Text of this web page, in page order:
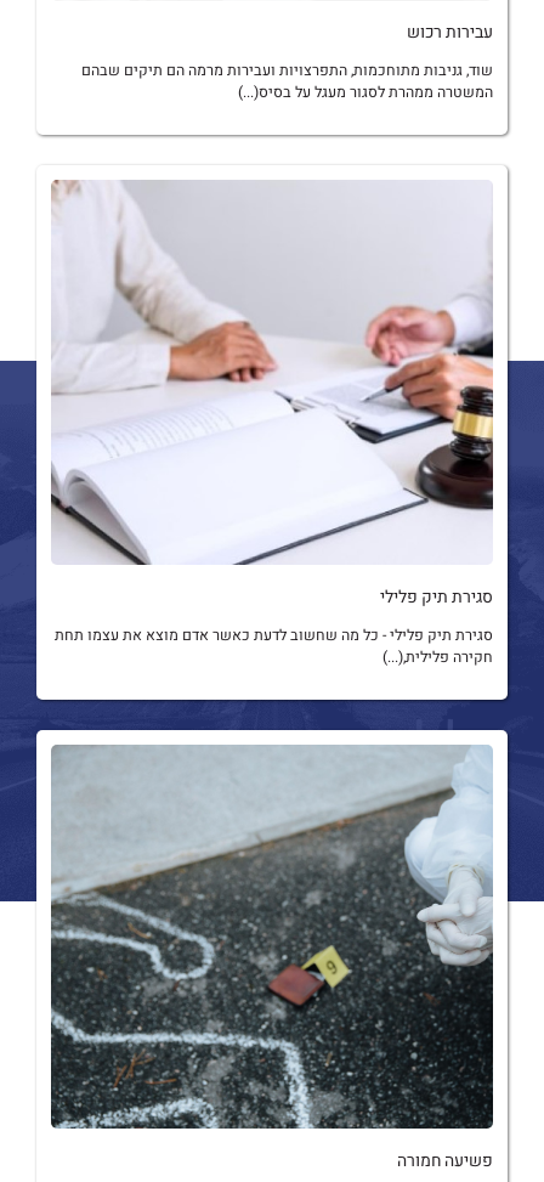
עבירות רכוש
שוד, גניבות מתוחכמות, התפרצויות ועבירות מרמה הם תיקים שבהם
המשטרה ממהרת לסגור מעגל על בסיס(...)
סגירת תיק פלילי
סגירת תיק פלילי - כל מה שחשוב לדעת כאשר אדם מוצא את עצמו תחת
חקירה פלילית,(...)
פשיעה חמורה